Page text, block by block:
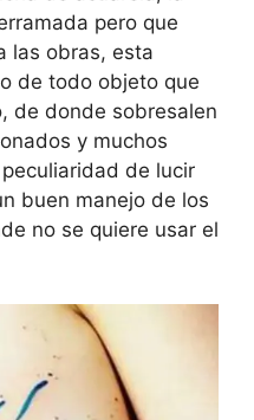
pero que
las obras, esta
de todo objeto que
de donde sobresalen
y muchos
de lucir
buen manejo de los
no se quiere usar el